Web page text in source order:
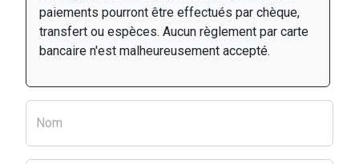
paiements pourront être effectués par chèque,
transfert ou espèces. Aucun règlement par carte
bancaire n'est malheureusement accepté.
Nom